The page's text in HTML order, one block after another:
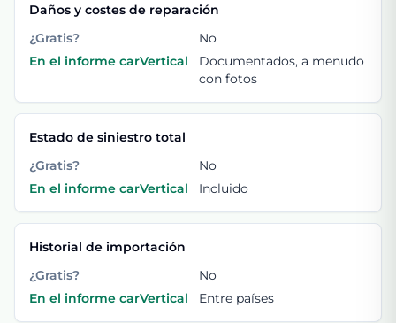
Daños y costes de reparación
¿Gratis?
No
En el informe carVertical
Documentados, a menudo
con fotos
Estado de siniestro total
¿Gratis?
No
En el informe carVertical
Incluido
Historial de importación
¿Gratis?
No
En el informe carVertical
Entre países